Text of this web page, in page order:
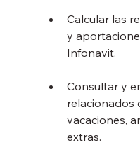
Calcular las
y
Infonavit.
Consultar y
relacionados
vacaciones,
extras.